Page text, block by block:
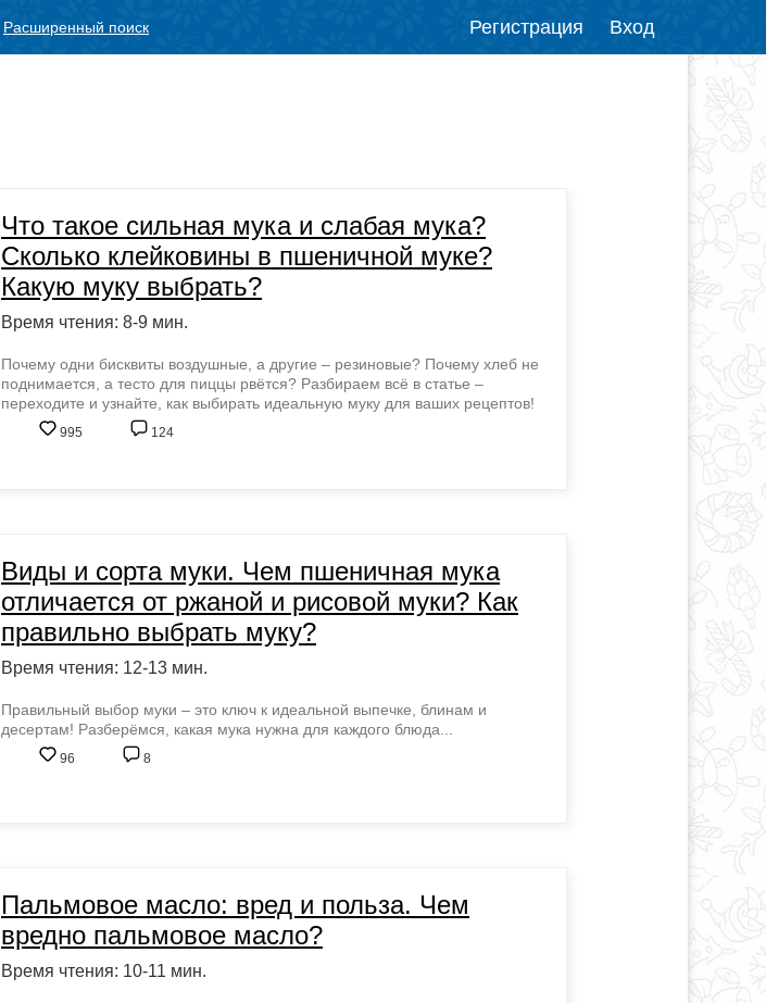
Расширенный поиск Регистрация Вход
Что такое сильная мука и слабая мука?
Сколько клейковины в пшеничной муке?
Какую муку выбрать?
Время чтения: 8-9 мин.
Почему одни бисквиты воздушные, а другие – резиновые? Почему хлеб не
поднимается, а тесто для пиццы рвётся? Разбираем всё в статье –
переходите и узнайте, как выбирать идеальную муку для ваших рецептов!
995 124
Виды и сорта муки. Чем пшеничная мука
отличается от ржаной и рисовой муки? Как
правильно выбрать муку?
Время чтения: 12-13 мин.
Правильный выбор муки – это ключ к идеальной выпечке, блинам и
десертам! Разберёмся, какая мука нужна для каждого блюда...
96 8
Пальмовое масло: вред и польза. Чем
вредно пальмовое масло?
Время чтения: 10-11 мин.